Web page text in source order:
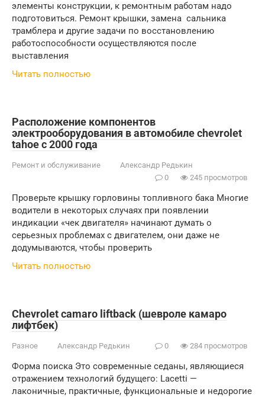
элементы конструкции, к ремонтным работам надо
подготовиться. Ремонт крышки, замена сальника
трамблера и другие задачи по восстановлению
работоспособности осуществляются после
выставления
Читать полностью
Расположение компонентов
электрооборудования в автомобиле chevrolet
tahoe с 2000 года
Ремонт и обслуживание
Александр Редькин
0
245 просмотров
Проверьте крышку горловины топливного бака Многие
водители в некоторых случаях при появлении
индикации «чек двигателя» начинают думать о
серьезных проблемах с двигателем, они даже не
додумываются, чтобы проверить
Читать полностью
Chevrolet camaro liftback (шевроле камаро
лифтбек)
Разное Александр Редькин 0 284 просмотров
Форма поиска Это современные седаны, являющиеся
отражением технологий будущего: Lacetti —
лаконичные, практичные, функциональные и недорогие